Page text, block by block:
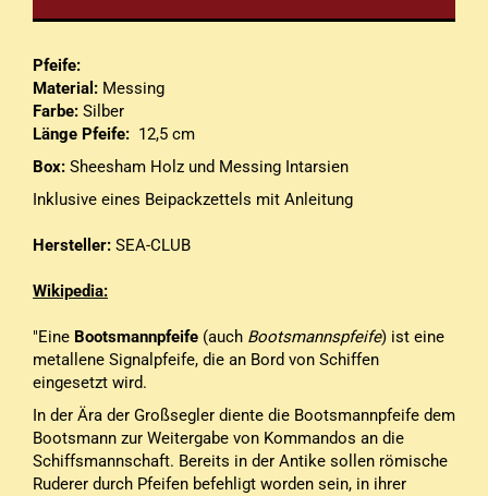
Pfeife:
Material: Messing
Farbe: Silber
Länge Pfeife: 12,5 cm
Box: Sheesham Holz und Messing Intarsien
Inklusive eines Beipackzettels mit Anleitung
Hersteller: SEA-CLUB
Wikipedia:
"Eine Bootsmannpfeife (auch Bootsmannspfeife) ist eine
metallene Signalpfeife, die an Bord von Schiffen
eingesetzt wird.
In der Ära der Großsegler diente die Bootsmannpfeife dem
Bootsmann zur Weitergabe von Kommandos an die
Schiffsmannschaft. Bereits in der Antike sollen römische
Ruderer durch Pfeifen befehligt worden sein, in ihrer